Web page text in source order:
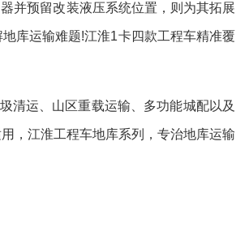
并预留改装液压系统位置，则为其拓展
库运输难题!江淮1卡四款工程车精准覆
运、山区重载运输、多功能城配以及
，江淮工程车地库系列，专治地库运输